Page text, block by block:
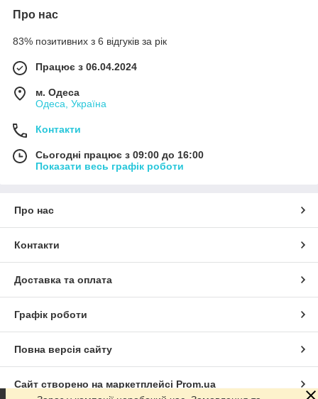
Про нас
83% позитивних з 6 відгуків за рік
Працює з 06.04.2024
м. Одеса
Одеса, Україна
Контакти
Сьогодні працює з 09:00 до 16:00
Показати весь графік роботи
Про нас
Контакти
Доставка та оплата
Графік роботи
Повна версія сайту
Сайт створено на маркетплейсі Prom.ua